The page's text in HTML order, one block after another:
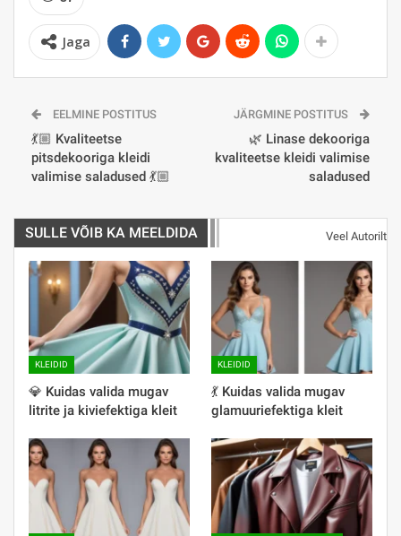
Jaga
EELMINE POSTITUS
💃🏼 Kvaliteetse
pitsdekooriga kleidi
valimise saladused 💃🏼
JÄRGMINE POSTITUS
🌿 Linase dekooriga
kvaliteetse kleidi valimise
saladused
SULLE VÕIB KA MEELDIDA Veel Autorilt
KLEIDID
💎 Kuidas valida mugav
litrite ja kiviefektiga kleit
KLEIDID
💃 Kuidas valida mugav
glamuuriefektiga kleit